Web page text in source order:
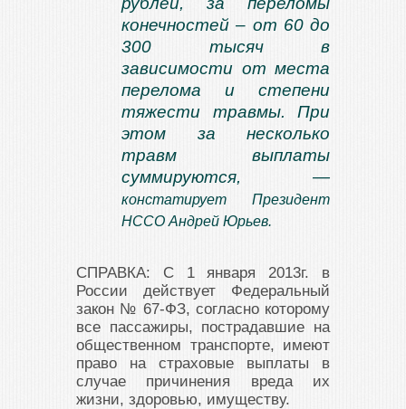
конечностей – от 60 до
300 тысяч в
зависимости от места
перелома и степени
тяжести травмы. При
этом за несколько
травм выплаты
суммируются, —
констатирует Президент
НССО Андрей Юрьев.
СПРАВКА: С 1 января 2013г. в
России действует Федеральный
закон № 67-ФЗ, согласно которому
все пассажиры, пострадавшие на
общественном транспорте, имеют
право на страховые выплаты в
случае причинения вреда их
жизни, здоровью, имуществу.